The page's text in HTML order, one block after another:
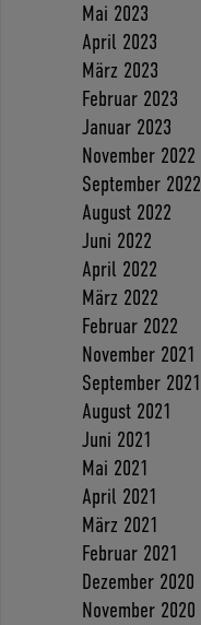
Mai 2023
April 2023
März 2023
Februar 2023
Januar 2023
November 2022
September 2022
August 2022
Juni 2022
April 2022
März 2022
Februar 2022
November 2021
September 2021
August 2021
Juni 2021
Mai 2021
April 2021
März 2021
Februar 2021
Dezember 2020
November 2020